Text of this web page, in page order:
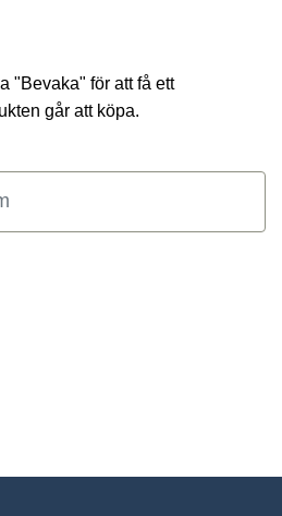
"Bevaka" för att få ett
går att köpa.